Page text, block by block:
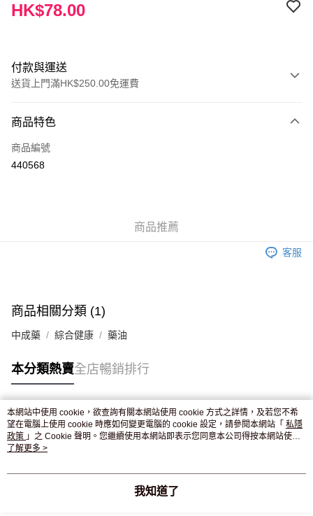
HK$78.00
付款與運送
送貨上門滿HK$250.00免運費
信用卡
Apple Pay
付款後門市自取，訂單確認後2-4個工作天到店，7天內取。逾期後
商品特色
商品編號
440568
商品推薦
客服
商品相關分類 (1)
中成藥 綜合健康 藥油
本分類熱賣全店暢銷排行
熱門標籤
熱銷排行
本網站中使用 cookie，欲查詢有關本網站使用 cookie 方式之詳情，及若您不希
望在電腦上使用 cookie 時應如何變更電腦的 cookie 設定，請參閱本網站「 私隱
政策 」之 Cookie 聲明。您繼續使用本網站即表示您同意本公司得按本網站使用
條款之 Cookie 聲明使用 cookie。
了解更多 >
我知道了